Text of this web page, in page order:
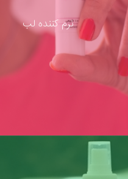
نرم کننده لب